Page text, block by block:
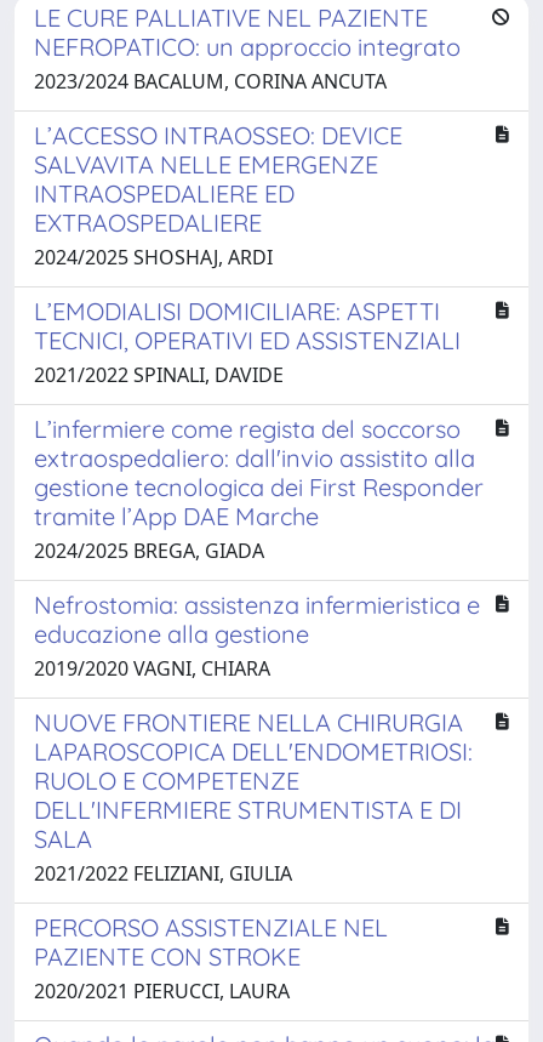
LE CURE PALLIATIVE NEL PAZIENTE
NEFROPATICO: un approccio integrato
2023/2024 BACALUM, CORINA ANCUTA
L’ACCESSO INTRAOSSEO: DEVICE
SALVAVITA NELLE EMERGENZE
INTRAOSPEDALIERE ED
EXTRAOSPEDALIERE
2024/2025 SHOSHAJ, ARDI
L’EMODIALISI DOMICILIARE: ASPETTI
TECNICI, OPERATIVI ED ASSISTENZIALI
2021/2022 SPINALI, DAVIDE
L’infermiere come regista del soccorso
extraospedaliero: dall'invio assistito alla
gestione tecnologica dei First Responder
tramite l’App DAE Marche
2024/2025 BREGA, GIADA
Nefrostomia: assistenza infermieristica e
educazione alla gestione
2019/2020 VAGNI, CHIARA
NUOVE FRONTIERE NELLA CHIRURGIA
LAPAROSCOPICA DELL'ENDOMETRIOSI:
RUOLO E COMPETENZE
DELL'INFERMIERE STRUMENTISTA E DI
SALA
2021/2022 FELIZIANI, GIULIA
PERCORSO ASSISTENZIALE NEL
PAZIENTE CON STROKE
2020/2021 PIERUCCI, LAURA